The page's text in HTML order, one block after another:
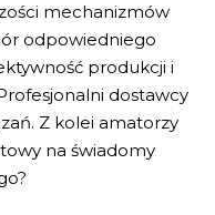
mechanizmów
odpowiedniego
produkcji i
dostawcy
Z kolei amatorzy
na świadomy